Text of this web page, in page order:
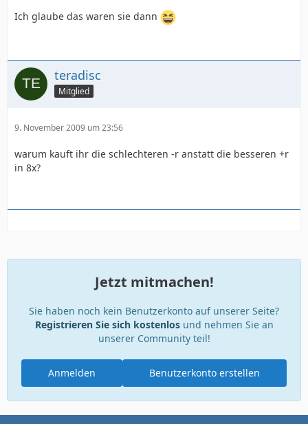
Ich glaube das waren sie dann
teradisc
Mitglied
9. November 2009 um 23:56
warum kauft ihr die schlechteren -r anstatt die besseren +r
in 8x?
Jetzt mitmachen!
Sie haben noch kein Benutzerkonto auf unserer Seite?
Registrieren Sie sich kostenlosund nehmen Sie an
unserer Community teil!
Benutzerkonto erstellen
Anmelden